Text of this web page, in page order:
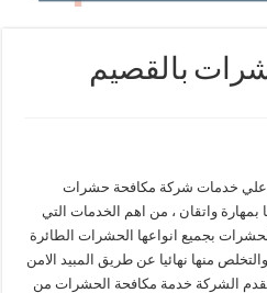
بالقصيم
علي خدمات شركة مكافحة حشرات
بمهارة واتقان ، من اهم الخدمات التي
بجميع انواعها الحشرات الطائرة
منها نهائيا عن طريق المبيد الامن
الشركة خدمة مكافحة الحشرات من